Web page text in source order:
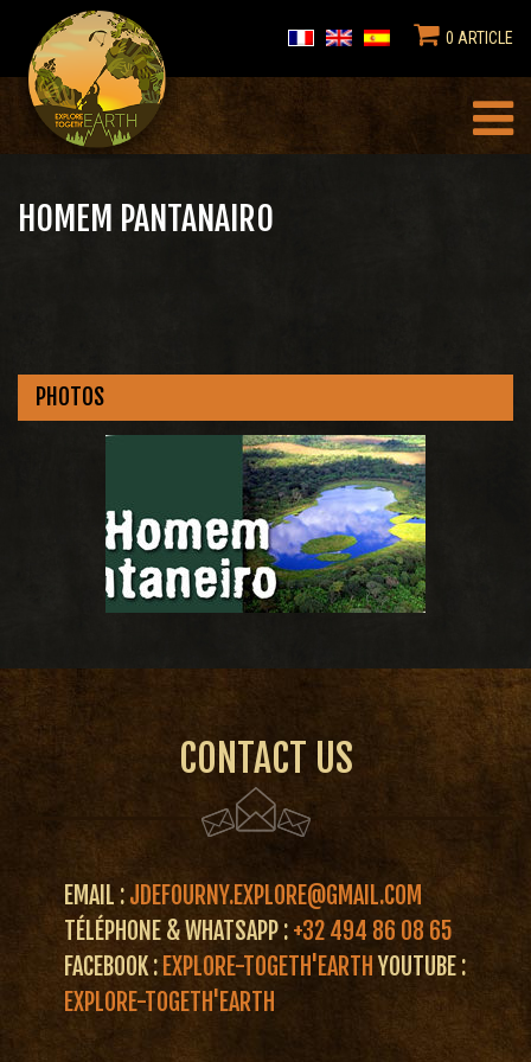
0 ARTICLE
HOMEM PANTANAIRO
PHOTOS
CONTACT US
EMAIL : JDEFOURNY.EXPLORE@GMAIL.COM
TÉLÉPHONE & WHATSAPP : +32 494 86 08 65
FACEBOOK : EXPLORE-TOGETH'EARTH YOUTUBE :
EXPLORE-TOGETH'EARTH